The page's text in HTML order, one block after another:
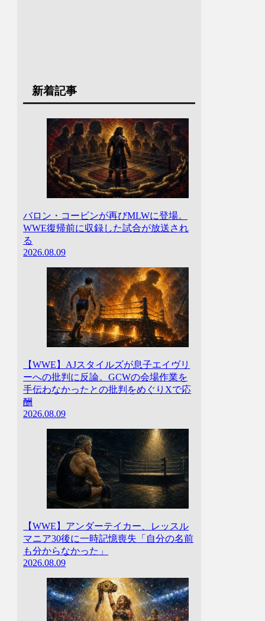
新着記事
バロン・コービンが再びMLWに登場。
WWE復帰前に収録した試合が放送され
る
2026.08.09
【WWE】AJスタイルズが息子エイヴリ
ーへの批判に反論。GCWの会場作業を
手伝わなかったとの批判をめぐりXで応
酬
2026.08.09
【WWE】アンダーテイカー、レッスル
マニア30後に一時記憶喪失「自分の名前
も分からなかった」
2026.08.09